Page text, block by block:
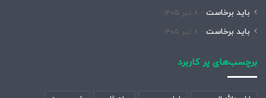
باید برخاست ۸ تیر ۱۴۰۵
باید برخاست ۸ تیر ۱۴۰۵
برچسب‌های پر کاربرد